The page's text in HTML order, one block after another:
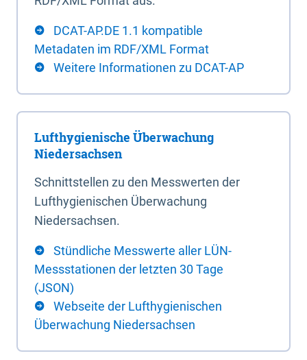
DCAT-AP.DE 1.1 kompatible
Metadaten im RDF/XML Format
Weitere Informationen zu DCAT-AP
Lufthygienische Überwachung
Niedersachsen
Schnittstellen zu den Messwerten der
Lufthygienischen Überwachung
Niedersachsen.
Stündliche Messwerte aller LÜN-
Messstationen der letzten 30 Tage
(JSON)
Webseite der Lufthygienischen
Überwachung Niedersachsen